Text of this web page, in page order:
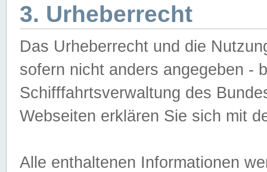
3. Urheberrecht
Das Urheberrecht und die
sofern nicht anders angegeben -
Schifffahrtsverwaltung des
Webseiten erklären Sie sich mit
Alle enthaltenen Informationen